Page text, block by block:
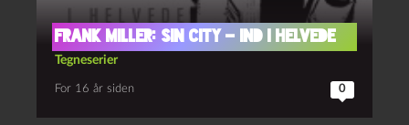
Frank Miller: Sin City – Ind i helvede
Tegneserier
For 16 år siden 0